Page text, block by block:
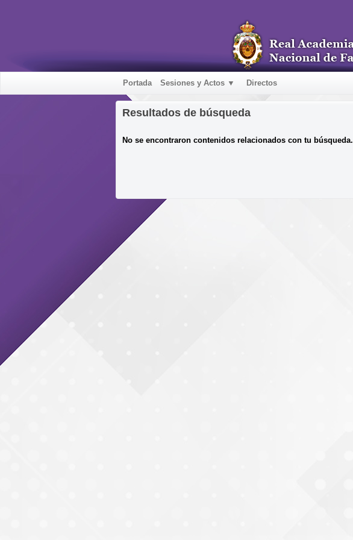
Portada Sesiones y Actos ▼ Directos
Resultados de búsqueda
No se encontraron contenidos relacionados con tu búsqueda.